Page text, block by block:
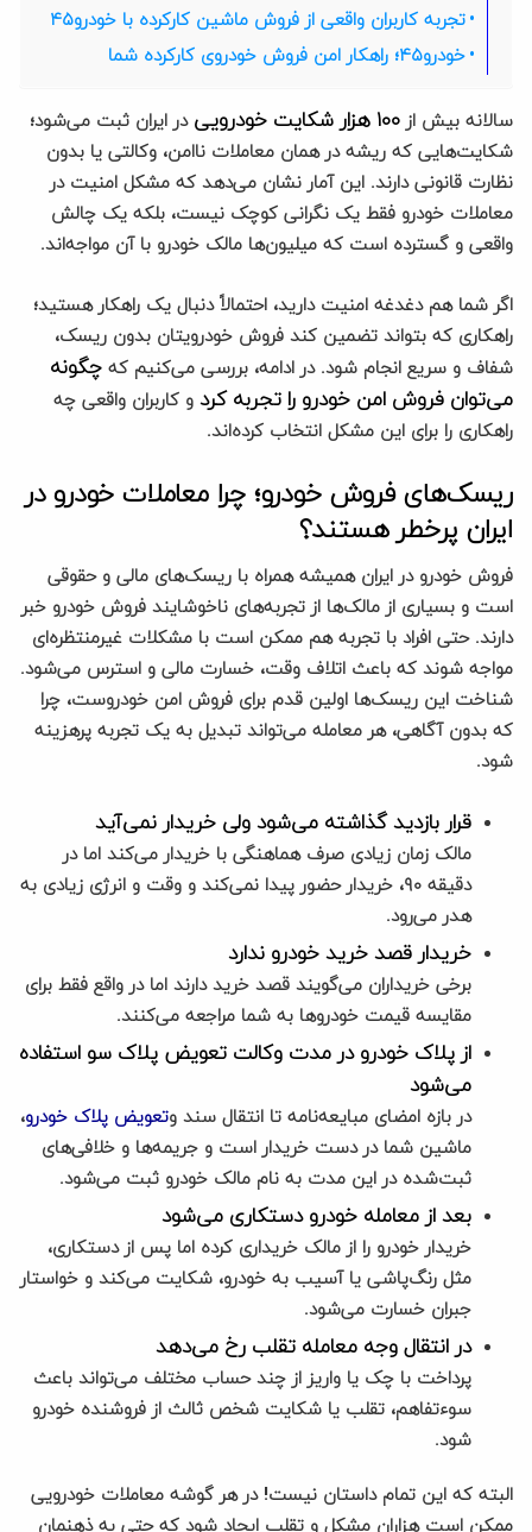
تجربه کاربران واقعی از فروش ماشین کارکرده با خودرو۴۵
خودرو۴۵؛ راهکار امن فروش خودروی کارکرده شما
سالانه بیش از۱۰۰ هزار شکایت خودرویی
در ایران ثبت می‌شود؛
شکایت‌هایی که ریشه در همان معاملات ناامن، وکالتی یا بدون
نظارت قانونی دارند. این آمار نشان می‌دهد که مشکل امنیت در
معاملات خودرو فقط یک نگرانی کوچک نیست، بلکه یک چالش
واقعی و گسترده است که میلیون‌ها مالک خودرو با آن مواجه‌اند.
اگر شما هم دغدغه امنیت دارید، احتمالاً دنبال یک راهکار هستید؛
راهکاری که بتواند تضمین کند فروش خودرویتان بدون ریسک،
شفاف و سریع انجام شود. در ادامه، بررسی می‌کنیم که چگونه
می‌توان فروش امن خودرو را تجربه کرد و کاربران واقعی چه
راهکاری را برای این مشکل انتخاب کرده‌اند.
ریسک‌های فروش خودرو؛ چرا معاملات خودرو در
ایران پرخطر هستند؟
فروش خودرو در ایران همیشه همراه با ریسک‌های مالی و حقوقی
است و بسیاری از مالک‌ها از تجربه‌های ناخوشایند فروش خودرو خبر
دارند. حتی افراد با تجربه هم ممکن است با مشکلات غیرمنتظره‌ای
مواجه شوند که باعث اتلاف وقت، خسارت مالی و استرس می‌شود.
شناخت این ریسک‌ها اولین قدم برای فروش امن خودروست، چرا
که بدون آگاهی، هر معامله می‌تواند تبدیل به یک تجربه پرهزینه
شود.
قرار بازدید گذاشته می‌شود ولی خریدار نمی‌آید
مالک زمان زیادی صرف هماهنگی با خریدار می‌کند اما در
دقیقه ۹۰، خریدار حضور پیدا نمی‌کند و وقت و انرژی زیادی به
هدر می‌رود.
خریدار قصد خرید خودرو ندارد
برخی خریداران می‌گویند قصد خرید دارند اما در واقع فقط برای
مقایسه قیمت‌ خودروها به شما مراجعه می‌کنند.
از پلاک خودرو در مدت وکالت تعویض پلاک سو استفاده
می‌شود
در بازه امضای مبایعه‌نامه تا انتقال سند وتعویض پلاک خودرو،
ماشین شما در دست خریدار است و جریمه‌ها و خلافی‌های
ثبت‌شده در این مدت به نام مالک خودرو ثبت می‌شود.
بعد از معامله خودرو دستکاری می‌شود
خریدار خودرو را از مالک خریداری کرده اما پس از دستکاری،
مثل رنگ‌پاشی یا آسیب به خودرو، شکایت می‌کند و خواستار
جبران خسارت می‌شود.
در انتقال وجه معامله تقلب رخ می‌دهد
پرداخت با چک یا واریز از چند حساب مختلف می‌تواند باعث
سوءتفاهم، تقلب یا شکایت شخص ثالث از فروشنده خودرو
شود.
البته که این تمام داستان نیست! در هر گوشه معاملات خودرویی
ممکن است هزاران مشکل و تقلب ایجاد شود که حتی به ذهنمان